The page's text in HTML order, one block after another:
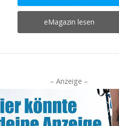
eMagazin lesen
– Anzeige –